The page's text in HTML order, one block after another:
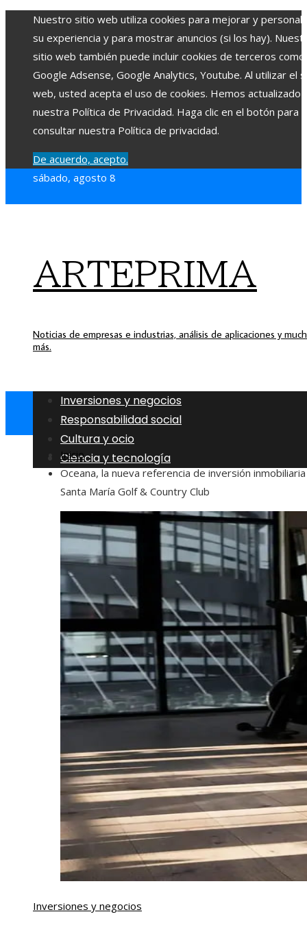
Nuestro sitio web utiliza cookies para mejorar y
su experiencia y para mostrar anuncios (si los hay).
sitio web también puede incluir cookies de terceros como
Google Adsense, Google Analytics, Youtube. Al utilizar el
web, usted acepta el uso de cookies. Hemos actualizado
nuestra Política de Privacidad. Haga clic en el botón para
consultar nuestra Política de privacidad.
De acuerdo, acepto.
sábado, agosto 8
ARTEPRIMA
Noticias de empresas e industrias, análisis de aplicaciones y
más.
Inversiones y negocios
Responsabilidad social
Cultura y ocio
Ciencia y tecnología
Inicio
Oceana, la nueva referencia de inversión
Santa María Golf & Country Club
Inversiones y negocios